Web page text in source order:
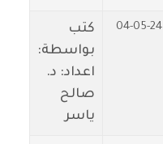
04-05-24
كتب
بواسطة:
اعداد: د.
صالح
ياسر